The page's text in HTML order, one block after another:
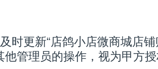
时更新“店鸽小店微商城店
他管理员的操作，视为甲方